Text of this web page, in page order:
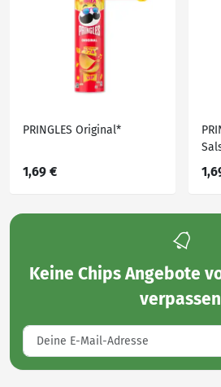
PRINGLES Original*
1,69 €
Keine Chips Angebote